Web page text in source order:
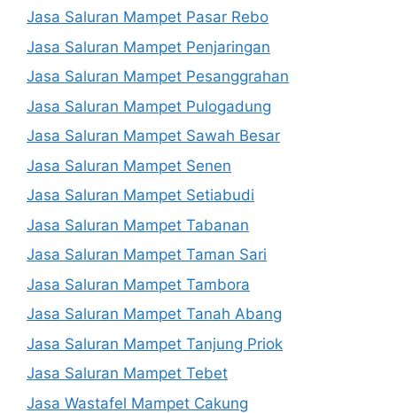
Jasa Saluran Mampet Pasar Rebo
Jasa Saluran Mampet Penjaringan
Jasa Saluran Mampet Pesanggrahan
Jasa Saluran Mampet Pulogadung
Jasa Saluran Mampet Sawah Besar
Jasa Saluran Mampet Senen
Jasa Saluran Mampet Setiabudi
Jasa Saluran Mampet Tabanan
Jasa Saluran Mampet Taman Sari
Jasa Saluran Mampet Tambora
Jasa Saluran Mampet Tanah Abang
Jasa Saluran Mampet Tanjung Priok
Jasa Saluran Mampet Tebet
Jasa Wastafel Mampet Cakung